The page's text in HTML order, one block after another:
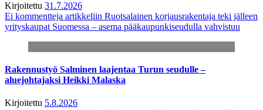
Kirjoitettu 31.7.2026
Ei kommentteja artikkeliin Ruotsalainen korjausrakentaja teki jälleen
yrityskaupat Suomessa – asema pääkaupunkiseudulla vahvistuu
Rakennustyö Salminen laajentaa Turun seudulle –
aluejohtajaksi Heikki Malaska
Kirjoitettu 5.8.2026